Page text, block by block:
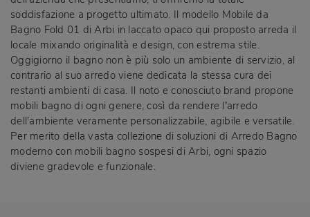
soddisfazione a progetto ultimato. Il modello Mobile da
Bagno Fold 01 di Arbi in laccato opaco qui proposto arreda il
locale mixando originalità e design, con estrema stile.
Oggigiorno il bagno non è più solo un ambiente di servizio, al
contrario al suo arredo viene dedicata la stessa cura dei
restanti ambienti di casa. Il noto e conosciuto brand propone
mobili bagno di ogni genere, così da rendere l’arredo
dell'ambiente veramente personalizzabile, agibile e versatile.
Per merito della vasta collezione di soluzioni di Arredo Bagno
moderno con mobili bagno sospesi di Arbi, ogni spazio
diviene gradevole e funzionale.